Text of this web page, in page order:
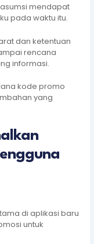
mendapat
pada waktu itu.
dan ketentuan
rencana
informasi.
kode promo
yang
di aplikasi baru
untuk